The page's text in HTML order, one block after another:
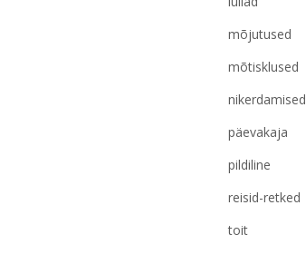
mõjutused
mõtisklused
nikerdamised
päevakaja
pildiline
reisid-retked
toit